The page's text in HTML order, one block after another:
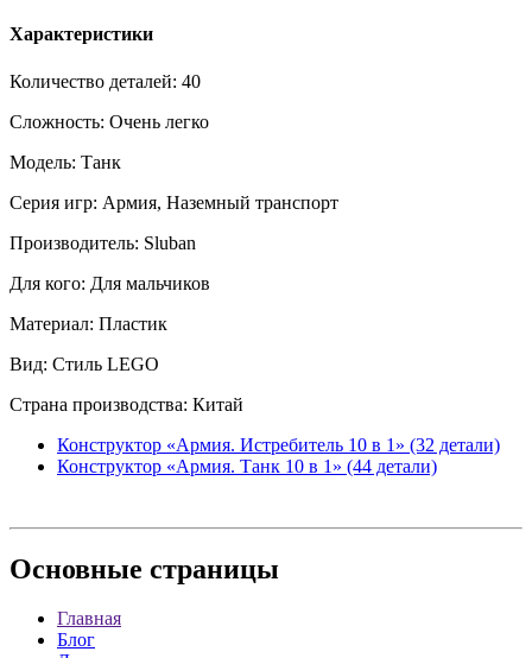
Характеристики
Количество деталей: 40
Сложность: Очень легко
Модель: Танк
Серия игр: Армия, Наземный транспорт
Производитель: Sluban
Для кого: Для мальчиков
Материал: Пластик
Вид: Стиль LEGO
Страна производства: Китай
Конструктор «Армия. Истребитель 10 в 1» (32 детали)
Конструктор «Армия. Танк 10 в 1» (44 детали)
Основные страницы
Главная
Блог